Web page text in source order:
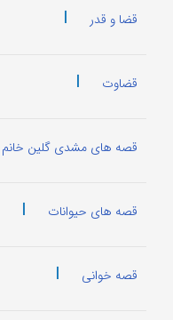
قضا و قدر |
قضاوت |
قصه های مشدی گلین خانم
قصه های حیوانات |
قصه خوانی |